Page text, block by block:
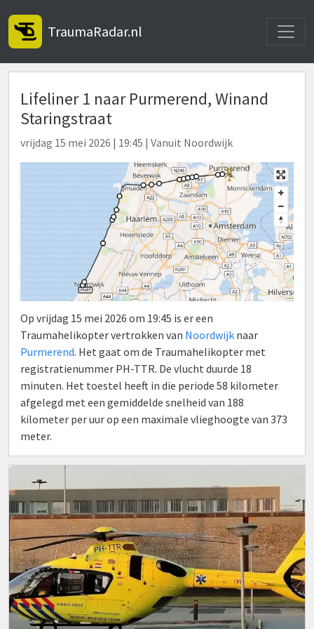
TraumaRadar.nl
Lifeliner 1 naar Purmerend, Winand
Staringstraat
vrijdag 15 mei 2026 | 19:45 | Vanuit Noordwijk
Op vrijdag 15 mei 2026 om 19:45 is er een
Traumahelikopter vertrokken van Noordwijk naar
Purmerend. Het gaat om de Traumahelikopter met
registratienummer PH-TTR. De vlucht duurde 18
minuten. Het toestel heeft in die periode 58 kilometer
afgelegd met een gemiddelde snelheid van 188
kilometer per uur op een maximale vlieghoogte van 373
meter.